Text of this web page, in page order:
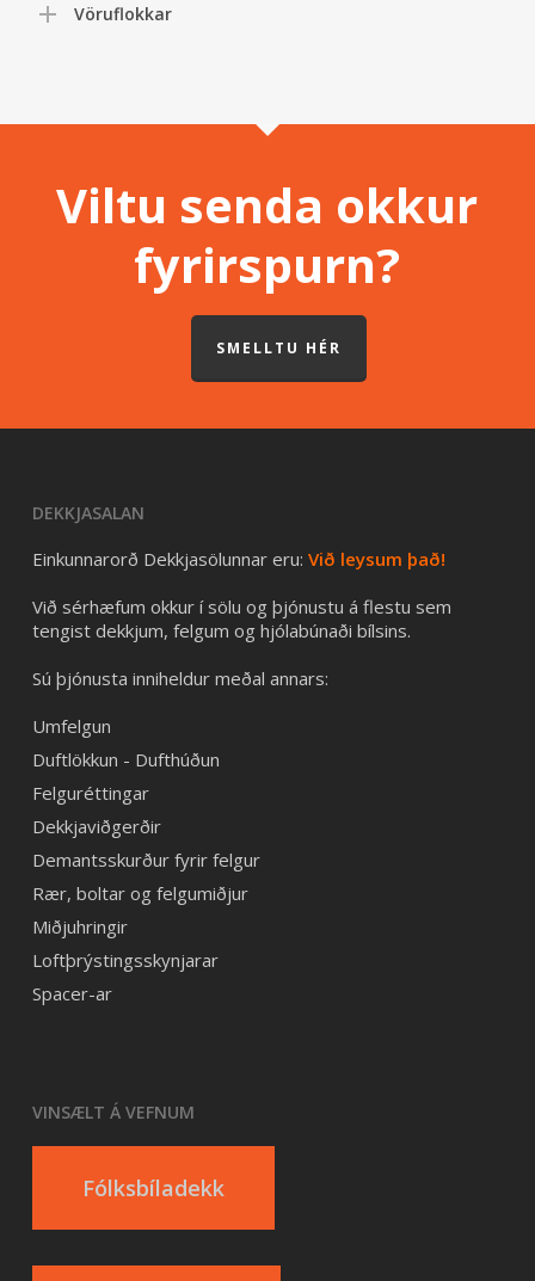
Vöruflokkar
Viltu senda okkur
fyrirspurn?
SMELLTU HÉR
DEKKJASALAN
Einkunnarorð Dekkjasölunnar eru: Við leysum það!
Við sérhæfum okkur í sölu og þjónustu á flestu sem
tengist dekkjum, felgum og hjólabúnaði bílsins.
Sú þjónusta inniheldur meðal annars:
Umfelgun
Duftlökkun - Dufthúðun
Felguréttingar
Dekkjaviðgerðir
Demantsskurður fyrir felgur
Rær, boltar og felgumiðjur
Miðjuhringir
Loftþrýstingsskynjarar
Spacer-ar
VINSÆLT Á VEFNUM
Fólksbíladekk